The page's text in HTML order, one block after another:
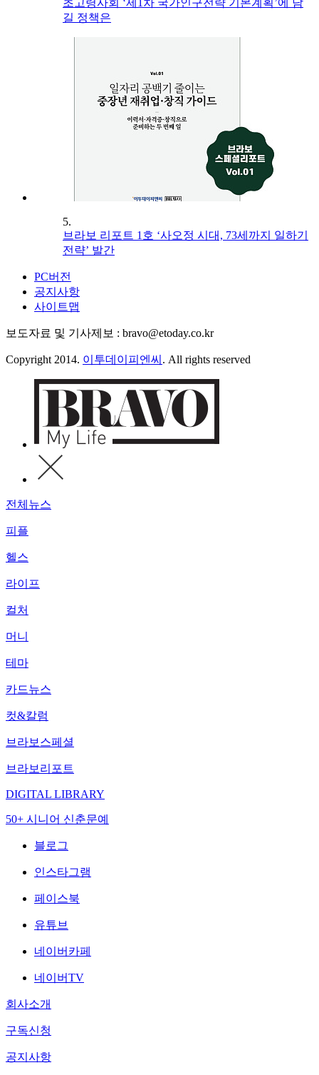
초고령사회 ‘제1차 국가인구전략 기본계획’에 담
길 정책은
5.
브라보 리포트 1호 ‘사오정 시대, 73세까지 일하기
전략’ 발간
PC버전
공지사항
사이트맵
보도자료 및 기사제보 : bravo@etoday.co.kr
Copyright 2014. 이투데이피엔씨 . All rights reserved
전체뉴스
피플
헬스
라이프
컬처
머니
테마
카드뉴스
컷&칼럼
브라보스페셜
브라보리포트
DIGITAL LIBRARY
50+ 시니어 신춘문예
블로그
인스타그램
페이스북
유튜브
네이버카페
네이버TV
회사소개
구독신청
공지사항